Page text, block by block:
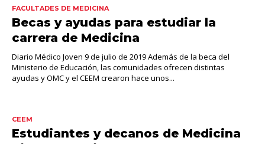
FACULTADES DE MEDICINA
Becas y ayudas para estudiar la
carrera de Medicina
Diario Médico Joven 9 de julio de 2019 Además de la beca del
Ministerio de Educación, las comunidades ofrecen distintas
ayudas y OMC y el CEEM crearon hace unos...
CEEM
Estudiantes y decanos de Medicina